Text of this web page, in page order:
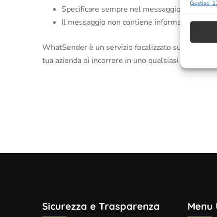
Gestisci
Specificare sempre nel messaggio la
Il messaggio non contiene informazioni
WhatSender è un servizio focalizzato sul
tua azienda di incorrere in uno qualsiasi dei vizi
Sicurezza e Trasparenza Menu